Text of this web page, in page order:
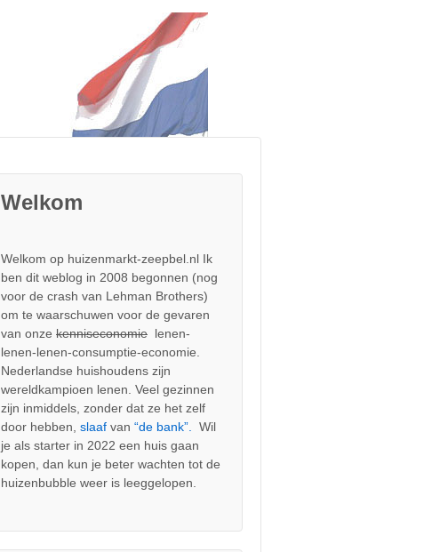
Welkom
Welkom op huizenmarkt-zeepbel.nl Ik
ben dit weblog in 2008 begonnen (nog
voor de crash van Lehman Brothers)
om te waarschuwen voor de gevaren
van onzekenniseconomie lenen-
lenen-lenen-consumptie-economie.
Nederlandse huishoudens zijn
wereldkampioen lenen. Veel gezinnen
zijn inmiddels, zonder dat ze het zelf
door hebben,slaaf van“de bank”. Wil
je als starter in 2022 een huis gaan
kopen, dan kun je beter wachten tot de
huizenbubble weer is leeggelopen.